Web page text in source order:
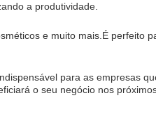
a produtividade.
e muito mais.É perfeito
para as empresas
o seu negócio nos